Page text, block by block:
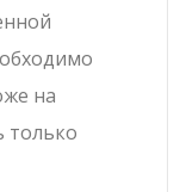
на
только